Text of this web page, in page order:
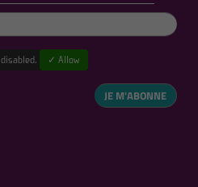
disabled. ✓ Allow
JE M'ABONNE